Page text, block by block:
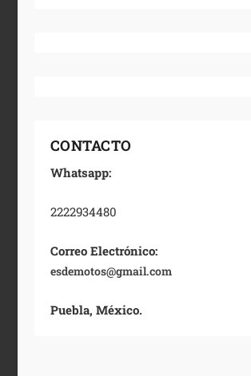
CONTACTO
Whatsapp:
2222934480
Correo Electrónico:
esdemotos@gmail.com
Puebla, México.